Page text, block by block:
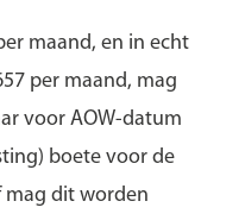
maand, en in echt
per maand, mag
voor AOW-datum
boete voor de
mag dit worden